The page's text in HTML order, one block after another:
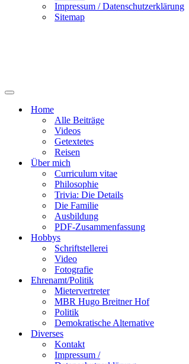
Impressum / Datenschutzerklärung
Sitemap
Home
Alle Beiträge
Videos
Getextetes
Reisen
Über mich
Curriculum vitae
Philosophie
Trivia: Die Details
Die Familie
Ausbildung
PDF-Zusammenfassung
Hobbys
Schriftstellerei
Video
Fotografie
Ehrenamt/Politik
Mietervertreter
MBR Hugo Breitner Hof
Politik
Demokratische Alternative
Diverses
Kontakt
Impressum /